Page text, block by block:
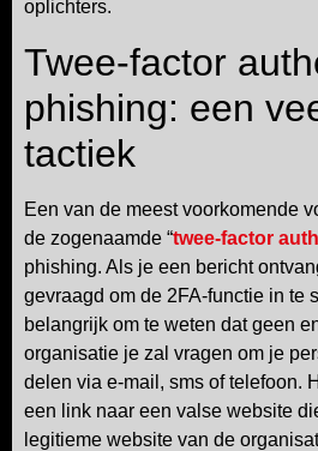
oplichters.
Twee-factor
phishing: een
tactiek
Een van de meest voorkomende
de zogenaamde “twee-factor
phishing. Als je een bericht
gevraagd om de 2FA-functie in te
belangrijk om te weten dat geen
organisatie je zal vragen om je
delen via e-mail, sms of telefoon.
een link naar een valse website
legitieme website van de